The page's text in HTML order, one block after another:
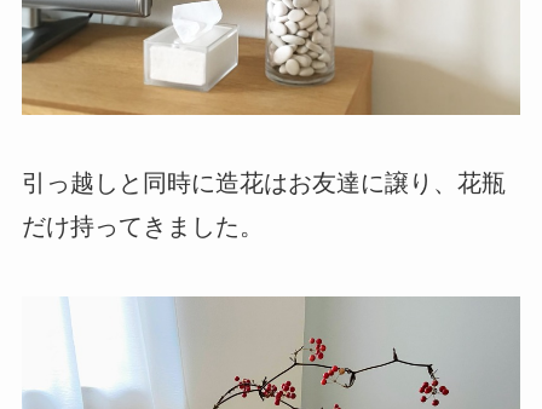
引っ越しと同時に造花はお友達に譲り、花瓶
だけ持ってきました。